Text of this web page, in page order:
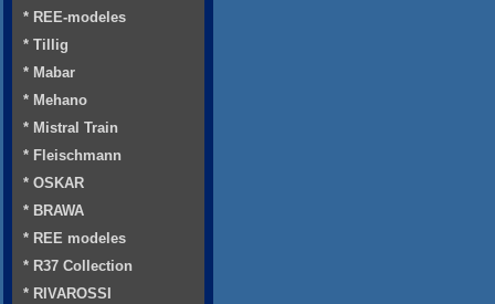
* REE-modeles
* Tillig
* Mabar
* Mehano
* Mistral Train
* Fleischmann
* OSKAR
* BRAWA
* REE modeles
* R37 Collection
* RIVAROSSI